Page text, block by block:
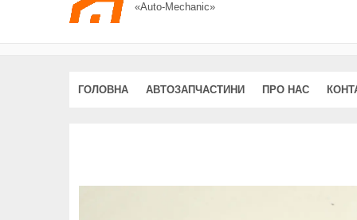
«Auto-Mechanic»
ГОЛОВНА АВТОЗАПЧАСТИНИ ПРО НАС